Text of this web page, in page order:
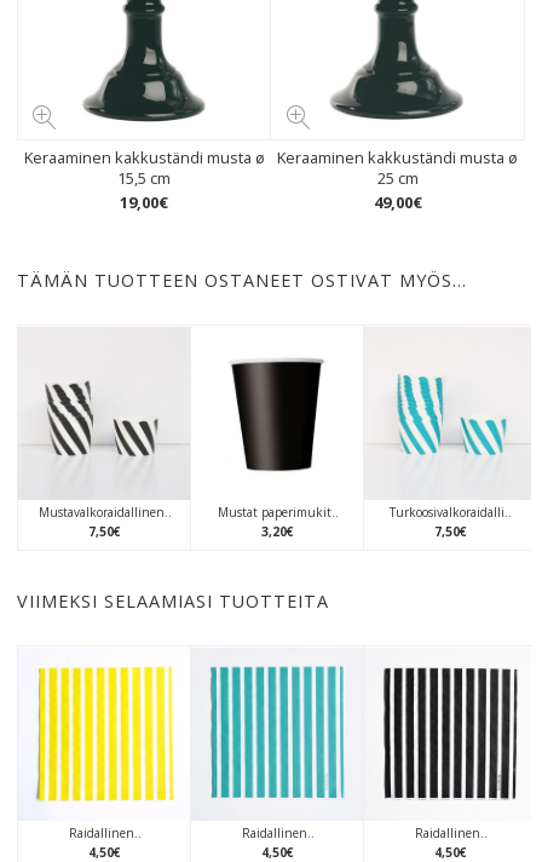
Keraaminen kakkuständi musta ø
15,5 cm
19,00€
Keraaminen kakkuständi musta ø
25 cm
49,00€
TÄMÄN TUOTTEEN OSTANEET OSTIVAT MYÖS…
Mustavalkoraidallinen..
7,50€
Mustat paperimukit..
3,20€
Turkoosivalkoraidalli..
7,50€
VIIMEKSI SELAAMIASI TUOTTEITA
Raidallinen..
4,50€
Raidallinen..
4,50€
Raidallinen..
4,50€